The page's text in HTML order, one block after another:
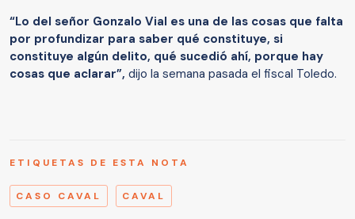
“Lo del señor Gonzalo Vial es una de las cosas que falta
por profundizar para saber qué constituye, si
constituye algún delito, qué sucedió ahí, porque hay
cosas que aclarar”, dijo la semana pasada el fiscal Toledo.
ETIQUETAS DE ESTA NOTA
CASO CAVAL CAVAL